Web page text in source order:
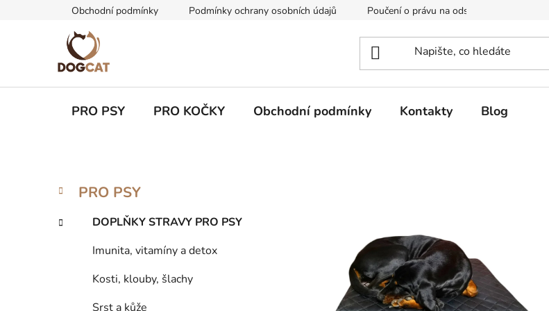
Obchodní podmínky Podmínky ochrany osobních údajů Poučení o právu na odstoupení od smlouvy
PRO PSY PRO KOČKY Obchodní podmínky Kontakty Blog
P
s
Přeskočit
kategorie
K
a
e
PRO PSY
DOPLŇKY STRAVY PRO PSY
Imunita, vitamíny a detox
Kosti, klouby, šlachy
Srst a kůže